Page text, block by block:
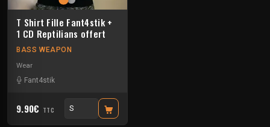
T Shirt Fille Fant4stik +
1 CD Reptilians offert
BASS WEAPON
Wear
Fant4stik
9.90€ TTC